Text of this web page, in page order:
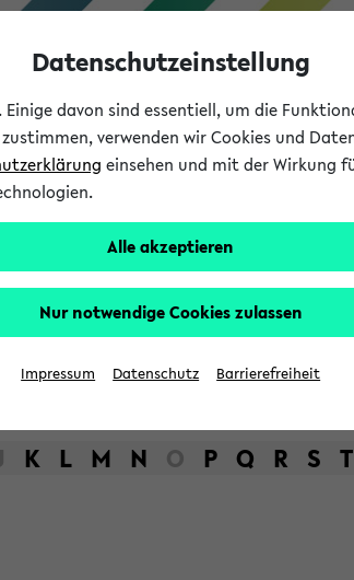
Universität
K L M N O P Q R S T
Datenschutzeinstellung
davon sind essentiell, um die
verwenden wir Cookies und
einsehen und mit der Wirkung
Alle akzeptieren
Nur notwendige Cookies zulassen
Impressum Datenschutz Barrierefreiheit